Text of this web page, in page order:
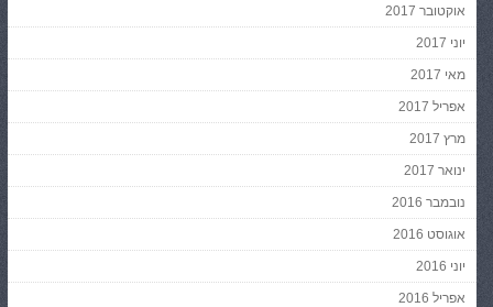
אוקטובר 2017
יוני 2017
מאי 2017
אפריל 2017
מרץ 2017
ינואר 2017
נובמבר 2016
אוגוסט 2016
יוני 2016
אפריל 2016